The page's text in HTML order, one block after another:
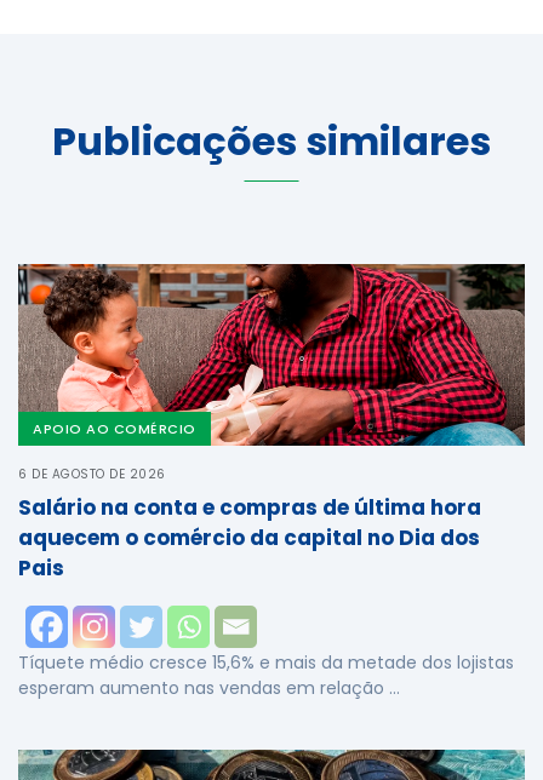
Publicações similares
APOIO AO COMÉRCIO
6 DE AGOSTO DE 2026
Salário na conta e compras de última hora
aquecem o comércio da capital no Dia dos
Pais
Tíquete médio cresce 15,6% e mais da metade dos lojistas
esperam aumento nas vendas em relação …